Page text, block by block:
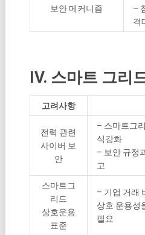
보안 메커니즘
–
격
IV. 스마트 그리
고려사항
전력 관련
사이버 보
안
– 스마트그
식강화
– 보안 규정
고
스마트그
리드
상호운용
표준
– 기업 거래
상호 운용성
필요